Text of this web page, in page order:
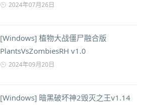
2024年07月26日
[Windows] 植物大战僵尸融合版
PlantsVsZombiesRH v1.0
2024年09月20日
[Windows] 暗黑破坏神2毁灭之王v1.14